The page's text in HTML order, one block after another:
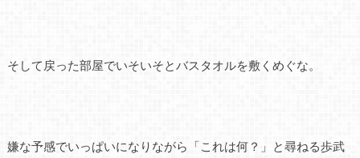
そして戻った部屋でいそいそとバスタオルを敷くめぐな。
嫌な予感でいっぱいになりながら「これは何？」と尋ねる歩武